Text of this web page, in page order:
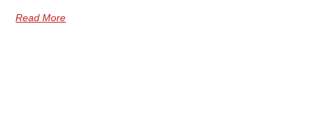
Read More